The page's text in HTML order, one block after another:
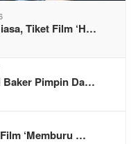
Tiket Film ‘H…
Baker Pimpin Da…
‘Memburu …